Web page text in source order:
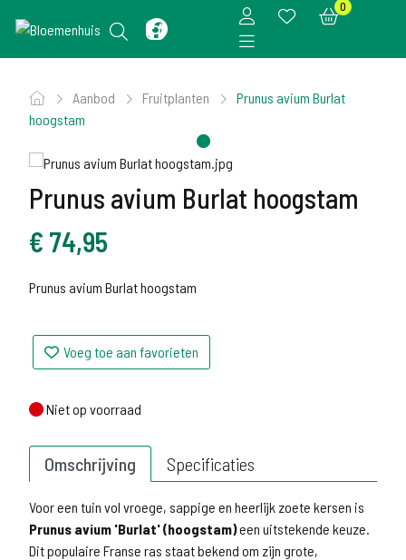
0
Aanbod Fruitplanten
Prunus avium Burlat
hoogstam
Prunus avium Burlat hoogstam
€ 74,95
Prunus avium Burlat hoogstam
Voeg toe aan favorieten
Niet op voorraad
Niet op voorraad
Omschrijving Specificaties
Voor een tuin vol vroege, sappige en heerlijk zoete kersen is
Prunus avium 'Burlat' (hoogstam)een uitstekende keuze.
Dit populaire Franse ras staat bekend om zijn grote,